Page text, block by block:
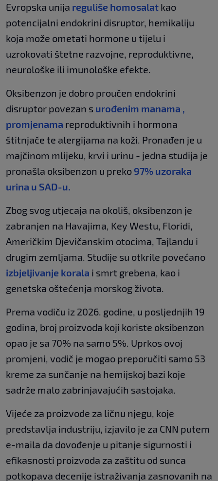
Evropska unija reguliše homosalat kao
potencijalni endokrini disruptor, hemikaliju
koja može ometati hormone u tijelu i
uzrokovati štetne razvojne, reproduktivne,
neurološke ili imunološke efekte.
Oksibenzon je dobro proučen endokrini
disruptor povezan s urođenim manama ,
promjenama reproduktivnih i hormona
štitnjače te alergijama na koži. Pronađen je u
majčinom mlijeku, krvi i urinu - jedna studija je
pronašla oksibenzon u preko 97% uzoraka
urina u SAD-u.
Zbog svog utjecaja na okoliš, oksibenzon je
zabranjen na Havajima, Key Westu, Floridi,
Američkim Djevičanskim otocima, Tajlandu i
drugim zemljama. Studije su otkrile povećano
izbjeljivanje korala i smrt grebena, kao i
genetska oštećenja morskog života.
Prema vodiču iz 2026. godine, u posljednjih 19
godina, broj proizvoda koji koriste oksibenzon
opao je sa 70% na samo 5%. Uprkos ovoj
promjeni, vodič je mogao preporučiti samo 53
kreme za sunčanje na hemijskoj bazi koje
sadrže malo zabrinjavajućih sastojaka.
Vijeće za proizvode za ličnu njegu, koje
predstavlja industriju, izjavilo je za CNN putem
e-maila da dovođenje u pitanje sigurnosti i
efikasnosti proizvoda za zaštitu od sunca
potkopava decenije istraživanja zasnovanih na